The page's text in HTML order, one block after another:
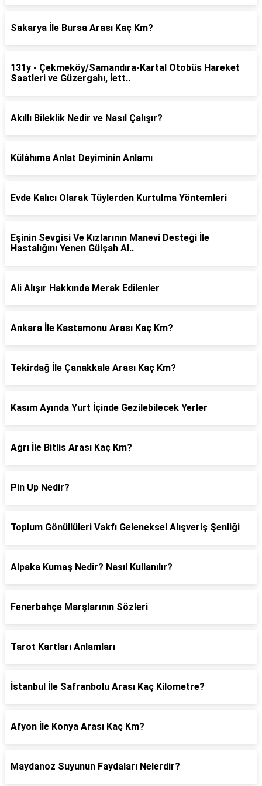
Sakarya İle Bursa Arası Kaç Km?
131y - Çekmeköy/Samandıra-Kartal Otobüs Hareket
Saatleri ve Güzergahı, İett..
Akıllı Bileklik Nedir ve Nasıl Çalışır?
Külâhıma Anlat Deyiminin Anlamı
Evde Kalıcı Olarak Tüylerden Kurtulma Yöntemleri
Eşinin Sevgisi Ve Kızlarının Manevi Desteği İle
Hastalığını Yenen Gülşah Al..
Ali Alışır Hakkında Merak Edilenler
Ankara İle Kastamonu Arası Kaç Km?
Tekirdağ İle Çanakkale Arası Kaç Km?
Kasım Ayında Yurt İçinde Gezilebilecek Yerler
Ağrı İle Bitlis Arası Kaç Km?
Pin Up Nedir?
Toplum Gönüllüleri Vakfı Geleneksel Alışveriş Şenliği
Alpaka Kumaş Nedir? Nasıl Kullanılır?
Fenerbahçe Marşlarının Sözleri
Tarot Kartları Anlamları
İstanbul İle Safranbolu Arası Kaç Kilometre?
Afyon İle Konya Arası Kaç Km?
Maydanoz Suyunun Faydaları Nelerdir?